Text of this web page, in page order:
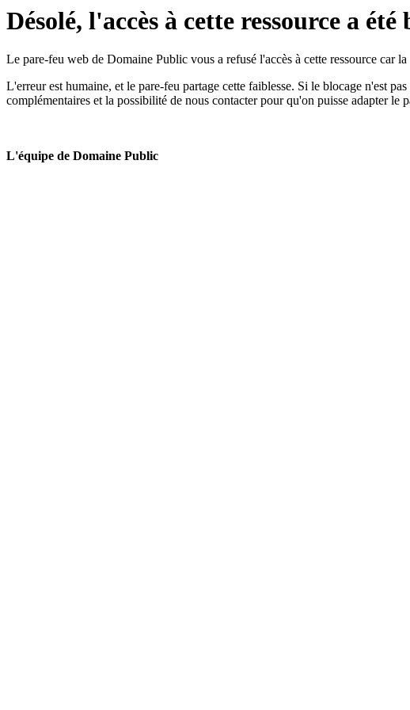
Désolé, l'accès à cette ressource a été
Le pare-feu web de Domaine Public vous a refusé l'accès à cette ressource car
L'erreur est humaine, et le pare-feu partage cette faiblesse. Si le blocage n'est
complémentaires et la possibilité de nous contacter pour qu'on puisse adapter le
L'équipe de Domaine Public